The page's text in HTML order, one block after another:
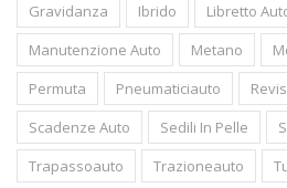
Gravidanza
Ibrido Libretto
Manutenzione Auto
Metano
Permuta
Pneumaticiauto
Scadenze Auto
Sedili In Pelle
Trapassoauto
Trazioneauto